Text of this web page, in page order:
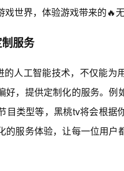
戏世界，体验游戏带来的🔥
服务
的人工智能技术，不仅能为
好，提供定制化的服务。例
目类型等，黑桃tv将会根据
的服务体验，让每一位用户